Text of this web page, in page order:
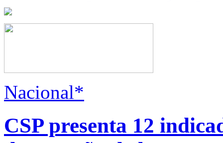
Nacional*
CSP presenta 12